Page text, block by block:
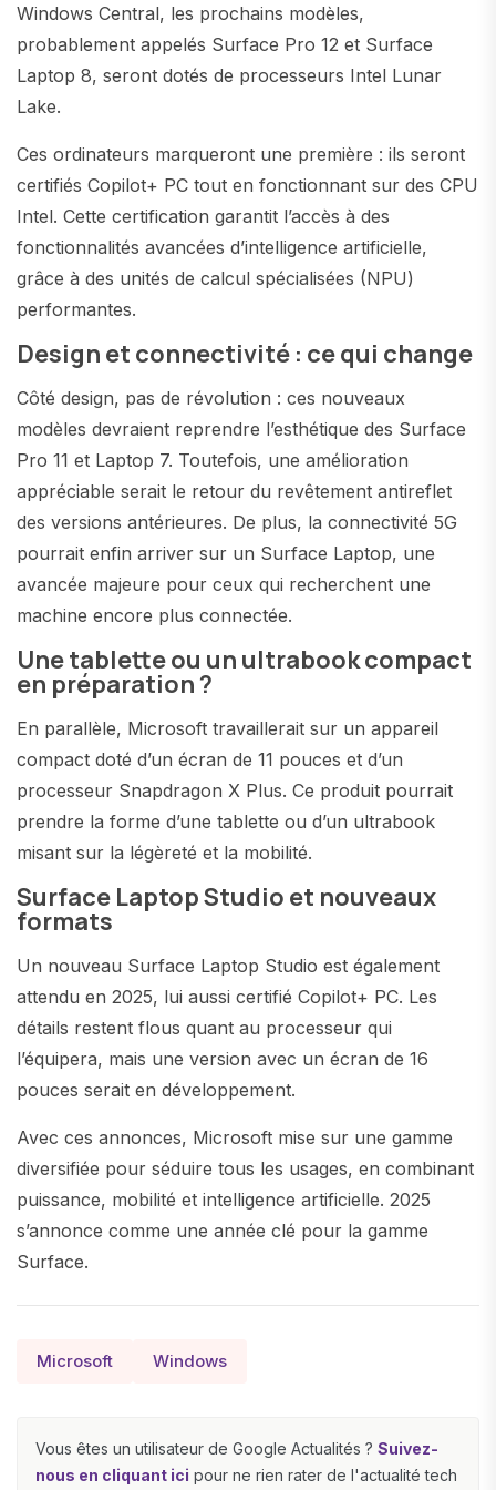
Windows Central, les prochains modèles,
probablement appelés Surface Pro 12 et Surface
Laptop 8, seront dotés de processeurs Intel Lunar
Lake.
Ces ordinateurs marqueront une première : ils seront
certifiés Copilot+ PC tout en fonctionnant sur des CPU
Intel. Cette certification garantit l’accès à des
fonctionnalités avancées d’intelligence artificielle,
grâce à des unités de calcul spécialisées (NPU)
performantes.
Design et connectivité : ce qui change
Côté design, pas de révolution : ces nouveaux
modèles devraient reprendre l’esthétique des Surface
Pro 11 et Laptop 7. Toutefois, une amélioration
appréciable serait le retour du revêtement antireflet
des versions antérieures. De plus, la connectivité 5G
pourrait enfin arriver sur un Surface Laptop, une
avancée majeure pour ceux qui recherchent une
machine encore plus connectée.
Une tablette ou un ultrabook compact
en préparation ?
En parallèle, Microsoft travaillerait sur un appareil
compact doté d’un écran de 11 pouces et d’un
processeur Snapdragon X Plus. Ce produit pourrait
prendre la forme d’une tablette ou d’un ultrabook
misant sur la légèreté et la mobilité.
Surface Laptop Studio et nouveaux
formats
Un nouveau Surface Laptop Studio est également
attendu en 2025, lui aussi certifié Copilot+ PC. Les
détails restent flous quant au processeur qui
l’équipera, mais une version avec un écran de 16
pouces serait en développement.
Avec ces annonces, Microsoft mise sur une gamme
diversifiée pour séduire tous les usages, en combinant
puissance, mobilité et intelligence artificielle. 2025
s’annonce comme une année clé pour la gamme
Surface.
Microsoft Windows
Vous êtes un utilisateur de Google Actualités ? Suivez-
nous en cliquant ici pour ne rien rater de l'actualité tech